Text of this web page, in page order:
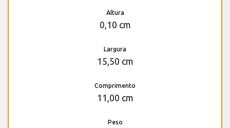
Altura
0,10 cm
Largura
15,50 cm
Comprimento
11,00 cm
Peso